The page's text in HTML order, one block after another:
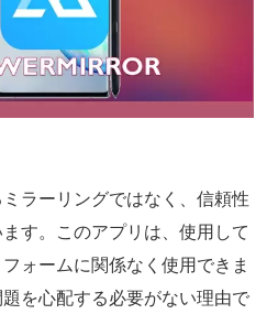
ラーリングではなく、信頼性
す。このアプリは、使用して
ォームに関係なく使用できま
を心配する必要がない理由で